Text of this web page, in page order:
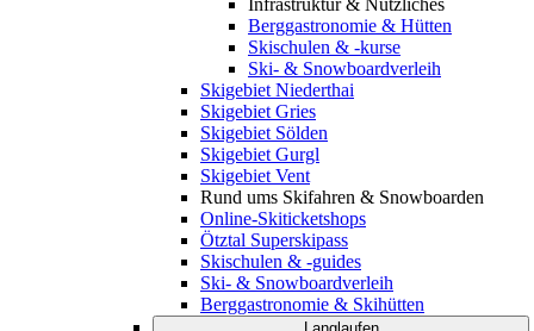
Infrastruktur & Nützliches
Berggastronomie & Hütten
Skischulen & -kurse
Ski- & Snowboardverleih
Skigebiet Niederthai
Skigebiet Gries
Skigebiet Sölden
Skigebiet Gurgl
Skigebiet Vent
Rund ums Skifahren & Snowboarden
Online-Skiticketshops
Ötztal Superskipass
Skischulen & -guides
Ski- & Snowboardverleih
Berggastronomie & Skihütten